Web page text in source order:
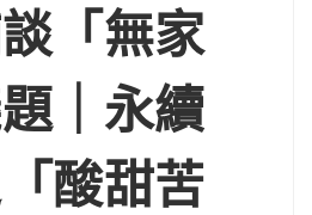
「無家
｜永續
酸甜苦